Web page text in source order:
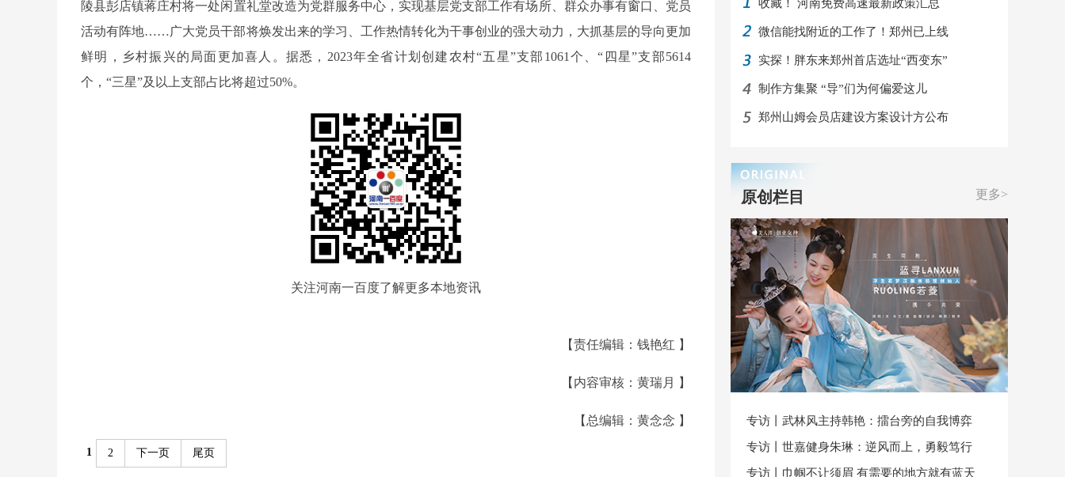
陵县彭店镇蒋庄村将一处闲置礼堂改造为党群服务中心，实现基层党支部工作有场所、群众办事有窗口、党员
活动有阵地……广大党员干部将焕发出来的学习、工作热情转化为干事创业的强大动力，大抓基层的导向更加
鲜明，乡村振兴的局面更加喜人。据悉，2023年全省计划创建农村“五星”支部1061个、“四星”支部5614
个，“三星”及以上支部占比将超过50%。
关注河南一百度了解更多本地资讯
【责任编辑：钱艳红 】
【内容审核：黄瑞月 】
【总编辑：黄念念 】
1 2 下一页 尾页
收藏！ 河南免费高速最新政策汇总
微信能找附近的工作了！郑州已上线
实探！胖东来郑州首店选址“西变东”
制作方集聚 “导”们为何偏爱这儿
郑州山姆会员店建设方案设计方公布
更多>
原创栏目
专访丨武林风主持韩艳：擂台旁的自我博弈
专访丨世嘉健身朱琳：逆风而上，勇毅笃行
专访丨巾帼不让须眉 有需要的地方就有蓝天